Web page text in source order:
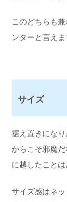
このどちらも
ンターと言えま
サイズ
据え置きにな
からこそ邪魔
に越したことは
サイズ感はネ